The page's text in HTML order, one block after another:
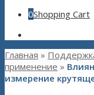
0Shopping Cart
Главная »
применение »
измерение